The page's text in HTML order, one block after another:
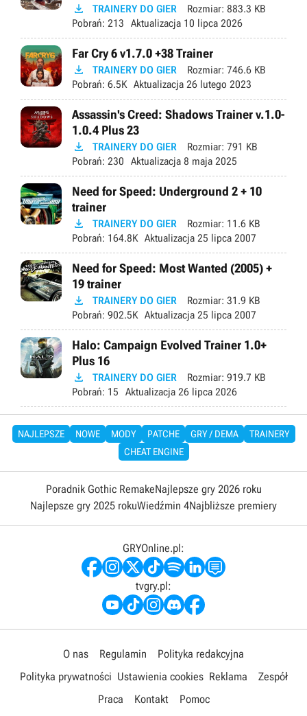
 TRAINERY DO GIER Rozmiar: 883.3 KB
Pobrań: 213 Aktualizacja 10 lipca 2026
Far Cry 6 v1.7.0 +38 Trainer
 TRAINERY DO GIER Rozmiar: 746.6 KB
Pobrań: 6.5K Aktualizacja 26 lutego 2023
Assassin's Creed: Shadows Trainer v.1.0-
1.0.4 Plus 23
 TRAINERY DO GIER Rozmiar: 791 KB
Pobrań: 230 Aktualizacja 8 maja 2025
Need for Speed: Underground 2 + 10
trainer
 TRAINERY DO GIER Rozmiar: 11.6 KB
Pobrań: 164.8K Aktualizacja 25 lipca 2007
Need for Speed: Most Wanted (2005) +
19 trainer
 TRAINERY DO GIER Rozmiar: 31.9 KB
Pobrań: 902.5K Aktualizacja 25 lipca 2007
Halo: Campaign Evolved Trainer 1.0+
Plus 16
 TRAINERY DO GIER Rozmiar: 919.7 KB
Pobrań: 15 Aktualizacja 26 lipca 2026
NAJLEPSZE NOWE MODY PATCHE GRY / DEMA
TRAINERY
CHEAT ENGINE
Poradnik Gothic RemakeNajlepsze gry 2026 roku
Najlepsze gry 2025 rokuWiedźmin 4Najbliższe premiery
GRYOnline.pl:
tvgry.pl:
O nas Regulamin
Polityka redakcyjna
Polityka prywatności Ustawienia cookies Reklama
Zespół
Praca
Kontakt Pomoc